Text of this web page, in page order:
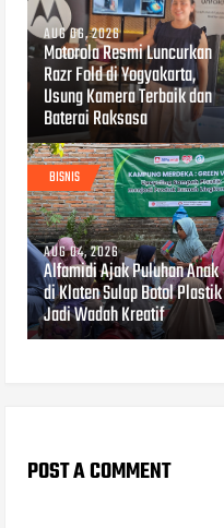
AUG 06, 2026
Motorola Resmi Luncurkan
Razr Fold di Yogyakarta,
Usung Kamera Terbaik dan
Baterai Raksasa
BISNIS
AUG 04, 2026
Alfamidi Ajak Puluhan Anak
di Klaten Sulap Botol Plastik
Jadi Wadah Kreatif
POST A COMMENT